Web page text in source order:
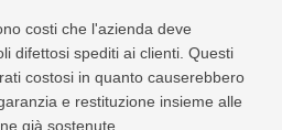
costi che l'azienda deve
difettosi spediti ai clienti. Questi
costosi in quanto causerebbero
e restituzione insieme alle
già sostenute.